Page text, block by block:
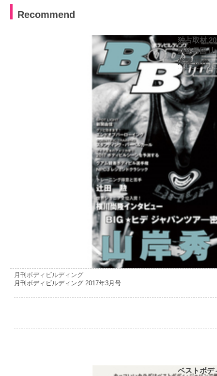
Recommend
独占取材
凱旋帰国
尚隆 ほか
月刊ボディビルディング
月刊ボディビルディング 2017年3月号
ベストボデ